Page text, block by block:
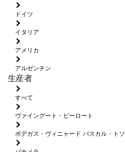
ドイツ
イタリア
アメリカ
アルゼンチン
生産者
すべて
ヴァイングート・ピーロート
ボデガス・ヴィニャード パスカル・トソ